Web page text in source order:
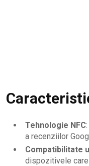
Tehnologie NFC
a recenziilor
Compatibilitate
dispozitivele care